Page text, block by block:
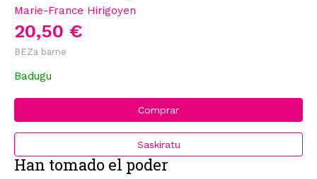
Marie-France Hirigoyen
20,50 €
BEZa barne
Badugu
Comprar
Saskiratu
Han tomado el poder